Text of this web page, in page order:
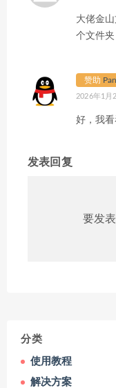
大佬金
个文件
赞助
2026年1月
好，我
发表回复
要发
分类
使用教程
解决方案